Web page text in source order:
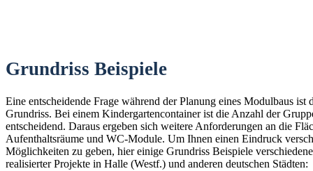
Grundriss Beispiele
Eine entscheidende Frage während der Planung eines Modulbaus ist
Grundriss. Bei einem Kindergartencontainer ist die Anzahl der
entscheidend. Daraus ergeben sich weitere Anforderungen an die
Aufenthaltsräume und WC-Module. Um Ihnen einen Eindruck
Möglichkeiten zu geben, hier einige Grundriss Beispiele
realisierter Projekte in Halle (Westf.) und anderen deutschen Städten: